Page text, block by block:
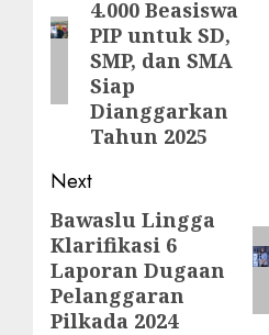
post:4.000 Beasiswa
PIP untuk SD,
SMP, dan SMA
Siap
Dianggarkan
Tahun 2025
Next
Next
post:
Bawaslu Lingga
Klarifikasi 6
Laporan Dugaan
Pelanggaran
Pilkada 2024